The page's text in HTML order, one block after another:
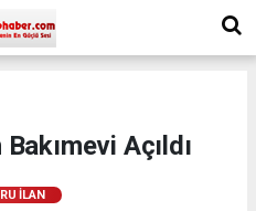
Açıldı
İLAN